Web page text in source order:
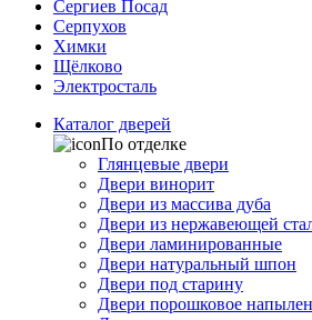
Сергиев Посад
Серпухов
Химки
Щёлково
Электросталь
Каталог дверей
По отделке
Глянцевые двери
Двери винорит
Двери из массива дуба
Двери из нержавеющей
Двери ламинированные
Двери натуральный шпон
Двери под старину
Двери порошковое